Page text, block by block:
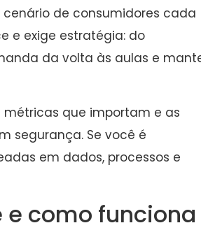
de consumidores cada
e exige estratégia: do
da volta às aulas e
métricas que importam e as
segurança. Se você é
em dados, processos e
como funciona